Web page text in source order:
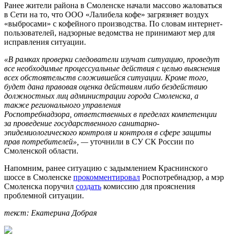
Ранее жители района в Смоленске начали массово жаловаться
в Сети на то, что ООО «Лалибела кофе» загрязняет воздух
«выбросами» с кофейного производства. По словам интернет-
пользователей, надзорные ведомства не принимают мер для
исправления ситуации.
«В рамках проверки следователи изучат ситуацию, проведут
все необходимые процессуальные действия с целью выяснения
всех обстоятельств сложившейся ситуации. Кроме того,
будет дана правовая оценка действиям либо бездействию
должностных лиц администрации города Смоленска, а
также регионального управления
Роспотребнадзора, ответственных в пределах компетенции
за проведение государственного санитарно-
эпидемиологического контроля и контроля в сфере защиты
прав потребителей», —уточнили в СУ СК России по
Смоленской области.
Напомним, ранее ситуацию с задымлением Краснинского
шоссе в Смоленске прокомментировал Роспотребнадзор, а мэр
Смоленска поручил создать комиссию для прояснения
проблемной ситуации.
текст: Екатерина Добрая